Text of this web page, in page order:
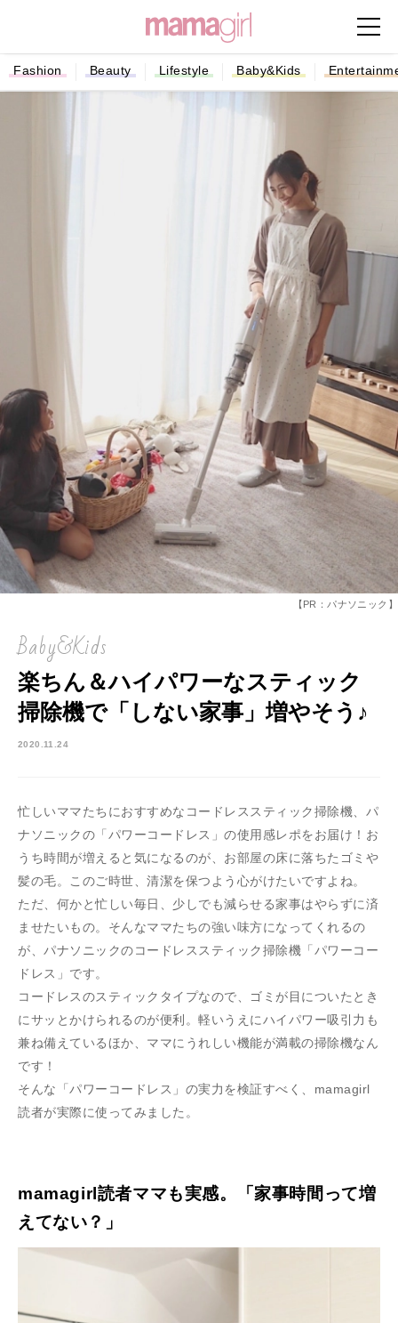
Fashion Beauty Lifestyle Baby&Kids
【PR：パナソニック】
Baby&Kids
楽ちん＆ハイパワーなスティック
掃除機で「しない家事」増やそう♪
2020.11.24
忙しいママたちにおすすめなコードレススティック掃除機、パ
ナソニックの「パワーコードレス」の使用感レポをお届け！お
うち時間が増えると気になるのが、お部屋の床に落ちたゴミや
髪の毛。このご時世、清潔を保つよう心がけたいですよね。
ただ、何かと忙しい毎日、少しでも減らせる家事はやらずに済
ませたいもの。そんなママたちの強い味方になってくれるの
が、パナソニックのコードレススティック掃除機「パワーコー
ドレス」です。
コードレスのスティックタイプなので、ゴミが目についたとき
にサッとかけられるのが便利。軽いうえにハイパワー吸引力も
兼ね備えているほか、ママにうれしい機能が満載の掃除機なん
です！
そんな「パワーコードレス」の実力を検証すべく、mamagirl
読者が実際に使ってみました。
mamagirl読者ママも実感。「家事時間って増
えてない？」